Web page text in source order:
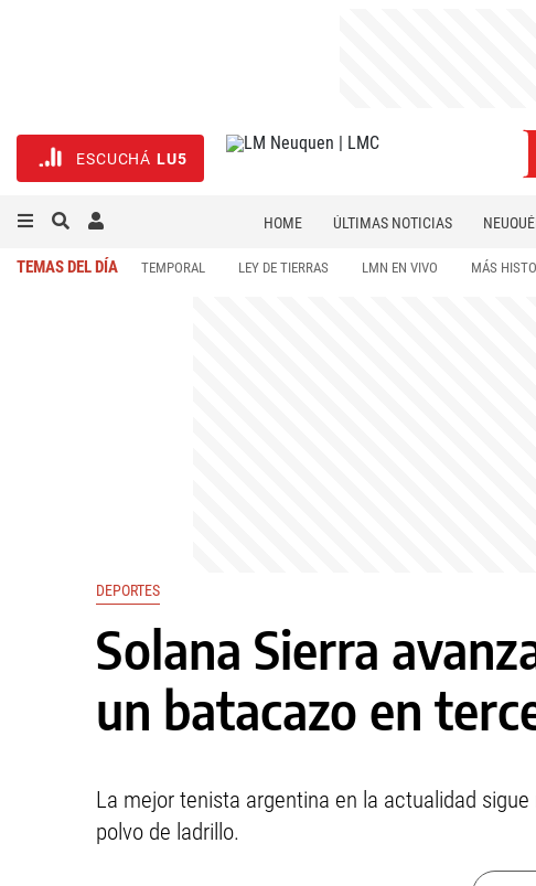
ESCUCHÁ LU5
HOME ÚLTIMAS NOTICIAS
TEMAS DEL DÍA TEMPORAL LEY DE TIERRAS LMN EN VIVO MÁS
DEPORTES
Solana Sierra
un batacazo en
La mejor tenista argentina en la actualidad
polvo de ladrillo.